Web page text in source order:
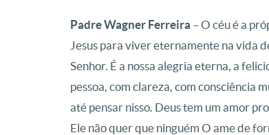
Padre Wagner Ferreira – O céu é a
Jesus para viver eternamente na vida
Senhor. É a nossa alegria eterna, a
pessoa, com clareza, com consciência
até pensar nisso. Deus tem um amor
Ele não quer que ninguém O ame de